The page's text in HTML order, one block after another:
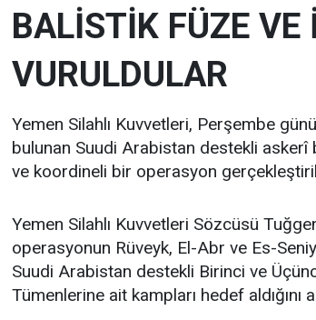
BALİSTİK FÜZE VE
VURULDULAR
Yemen Silahlı Kuvvetleri, Perşembe
bulunan Suudi Arabistan destekli askerî
ve koordineli bir operasyon
Yemen Silahlı Kuvvetleri Sözcüsü
operasyonun Rüveyk, El-Abr ve Es-
Suudi Arabistan destekli Birinci ve
Tümenlerine ait kampları hedef aldığını